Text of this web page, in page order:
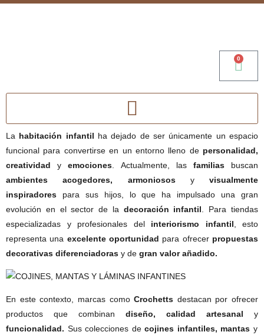
0
La habitación infantil ha dejado de ser únicamente un espacio
funcional para convertirse en un entorno lleno de personalidad,
creatividad yemociones . Actualmente, las familiasbuscan
ambientes acogedores, armoniososy visualmente
inspiradores para sus hijos, lo que ha impulsado una gran
evolución en el sector de la decoración infantil . Para tiendas
especializadas y profesionales del interiorismo infantil , esto
representa una excelente oportunidad para ofrecer propuestas
decorativas diferenciadoras y de gran valor añadido.
En este contexto, marcas comoCrochetts destacan por ofrecer
productos que combinan diseño, calidad artesanal y
funcionalidad. Sus colecciones de cojines infantiles, mantas y